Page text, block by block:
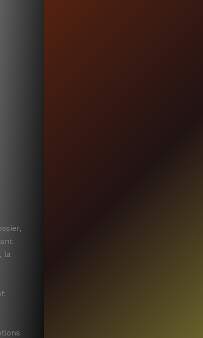
la